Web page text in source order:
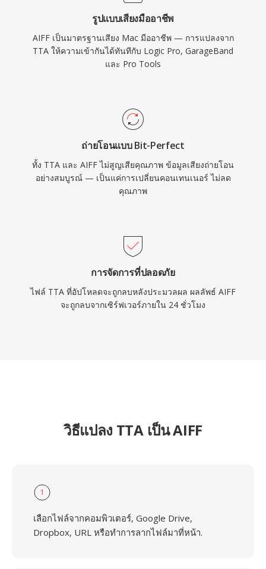
เชื่อถือได้ในอุตสาหกรรมการบันทึกเสียง
รูปแบบเสียงมืออาชีพ
AIFF เป็นมาตรฐานเสียง Mac มืออาชีพ — การแปลงจาก
TTA ให้ความเข้ากันได้ทันทีกับ Logic Pro, GarageBand
และ Pro Tools
ถ่ายโอนแบบ Bit-Perfect
ทั้ง TTA และ AIFF ไม่สูญเสียคุณภาพ ข้อมูลเสียงถ่ายโอน
อย่างสมบูรณ์ — เป็นแค่การเปลี่ยนคอนเทนเนอร์ ไม่ลด
คุณภาพ
การจัดการที่ปลอดภัย
ไฟล์ TTA ที่อัปโหลดจะถูกลบหลังประมวลผล ผลลัพธ์ AIFF
จะถูกลบจากเซิร์ฟเวอร์ภายใน 24 ชั่วโมง
วิธีแปลง TTA เป็น AIFF
1
เลือกไฟล์จากคอมพิวเตอร์, Google Drive,
Dropbox, URL หรือทำการลากไฟล์มาที่หน้า.